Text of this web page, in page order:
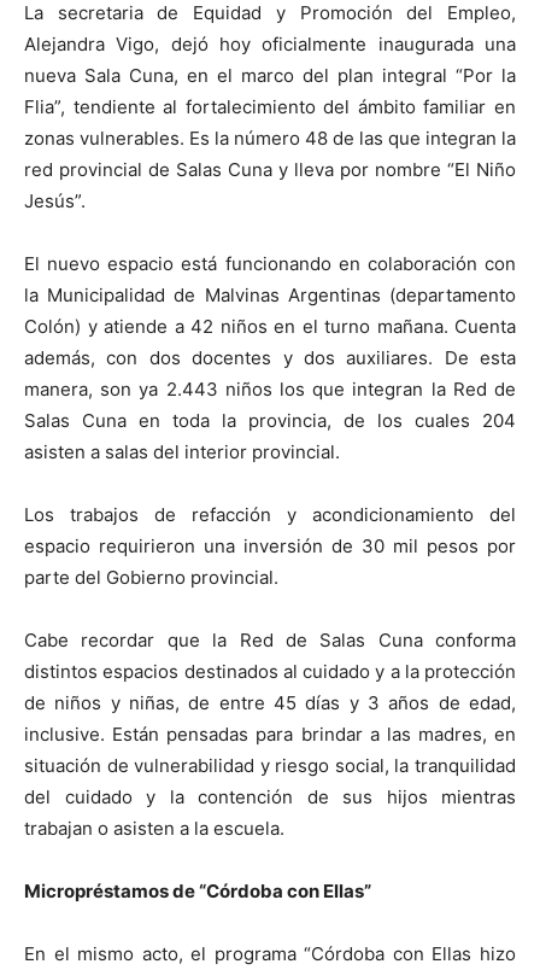
La secretaria de Equidad y Promoción del Empleo,
Alejandra Vigo, dejó hoy oficialmente inaugurada una
nueva Sala Cuna, en el marco del plan integral “Por la
Flia”, tendiente al fortalecimiento del ámbito familiar en
zonas vulnerables. Es la número 48 de las que integran la
red provincial de Salas Cuna y lleva por nombre “El Niño
Jesús”.
El nuevo espacio está funcionando en colaboración con
la Municipalidad de Malvinas Argentinas (departamento
Colón) y atiende a 42 niños en el turno mañana. Cuenta
además, con dos docentes y dos auxiliares. De esta
manera, son ya 2.443 niños los que integran la Red de
Salas Cuna en toda la provincia, de los cuales 204
asisten a salas del interior provincial.
Los trabajos de refacción y acondicionamiento del
espacio requirieron una inversión de 30 mil pesos por
parte del Gobierno provincial.
Cabe recordar que la Red de Salas Cuna conforma
distintos espacios destinados al cuidado y a la protección
de niños y niñas, de entre 45 días y 3 años de edad,
inclusive. Están pensadas para brindar a las madres, en
situación de vulnerabilidad y riesgo social, la tranquilidad
del cuidado y la contención de sus hijos mientras
trabajan o asisten a la escuela.
Micropréstamos de “Córdoba con Ellas”
En el mismo acto, el programa “Córdoba con Ellas hizo